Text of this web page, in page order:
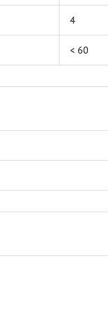
4
< 60